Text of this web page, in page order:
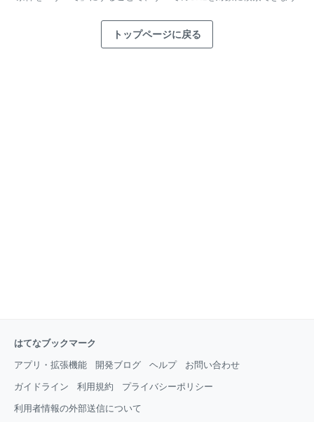
トップページに戻る
はてなブックマーク
アプリ・拡張機能 開発ブログ ヘルプ お問い合わせ
ガイドライン 利用規約 プライバシーポリシー
利用者情報の外部送信について